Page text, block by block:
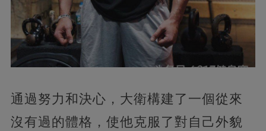
通過努力和決心，大衛構建了一個從來
沒有過的體格，使他克服了對自己外貌